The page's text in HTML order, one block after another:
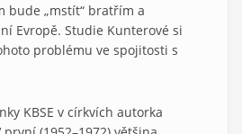
bude „mstít“ bratřím a
Evropě. Studie Kunterové si
problému ve spojitosti s
KBSE v církvích autorka